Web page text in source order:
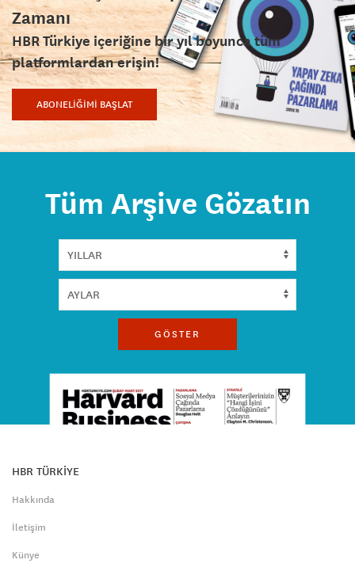
Zamanı
HBR Türkiye içeriğine bir yıl boyunca tüm
platformlardan erişin!
ABONELİĞİMİ BAŞLAT
Tüm Arşive Gözatın
GÖSTER
HBR TÜRKİYE
Hakkında
İletişim
Künye